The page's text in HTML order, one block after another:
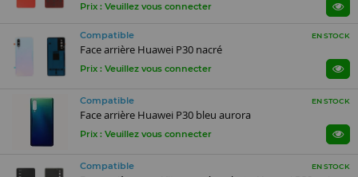
Prix : Veuillez vous connecter
Compatible EN STOCK
Face arrière Huawei P30 nacré
Prix : Veuillez vous connecter
Compatible EN STOCK
Face arrière Huawei P30 bleu aurora
Prix : Veuillez vous connecter
Compatible EN STOCK